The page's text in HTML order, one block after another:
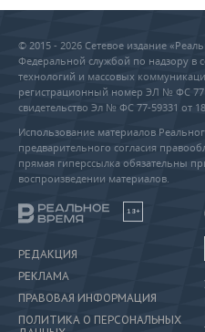
© 2015 - 2026 Сетевое издание
Федеральной службой по надзору в
технологий и массовых
регистрационный номер ЭЛ № ФС 77
свидетельство Эл № ФС 77-59331 от
Использование материалов
предварительного согласия
прямая гиперссылка обязательны
воспроизведении материалов.
18+
РЕДАКЦИЯ
РЕКЛАМА
ПРАВОВАЯ ИНФОРМАЦИЯ
ПОЛИТИКА О ПЕРСОНАЛЬНЫХ